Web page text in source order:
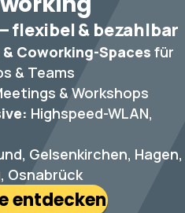
flexibel & bezahlbar
Coworking-Spaces für
& Teams
& Workshops
Highspeed-WLAN,
Gelsenkirchen, Hagen,
Osnabrück
entdecken